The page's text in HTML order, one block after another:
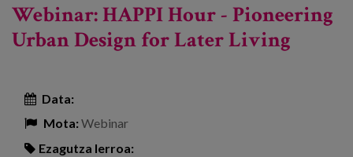
Webinar: HAPPI Hour - Pioneering
Urban Design for Later Living
Data:
Mota:Webinar
Ezagutza lerroa: